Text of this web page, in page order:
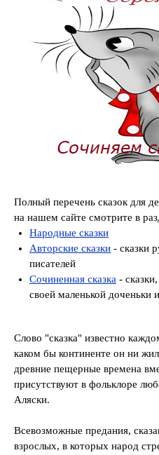
Полный перечень сказок для
на нашем сайте смотрите в
Народные сказки
Авторские сказки - сказки
писателей
Сочиненная сказка -
своей маленькой доченьки
Слово "сказка" известно
каком бы континенте он ни
древние пещерные времена
присутствуют в фольклоре
Аляски.
Всевозможные предания,
взрослых, в которых народ